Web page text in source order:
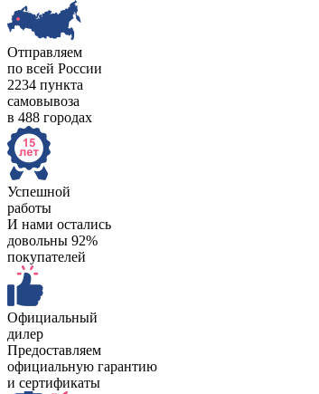
Отправляем
по всей России
2234 пункта
самовывоза
в 488 городах
Успешной
работы
И нами остались
довольны 92%
покупателей
Официальный
дилер
Предоставляем
официальную гарантию
и сертификаты